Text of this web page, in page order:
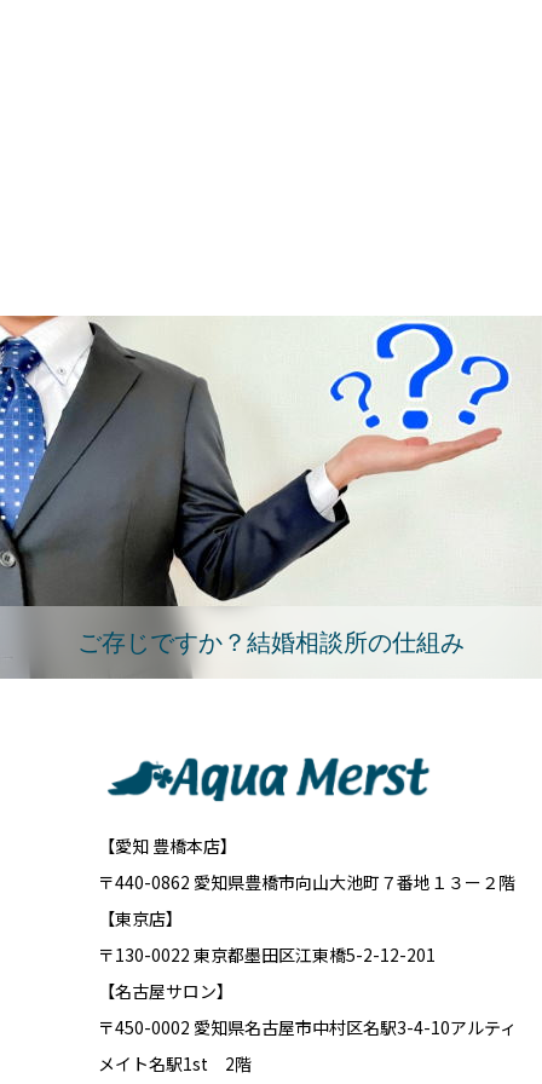
ご存じですか？結婚相談所の仕組み
【愛知 豊橋本店】
〒440-0862 愛知県豊橋市向山大池町７番地１３ー２階
【東京店】
〒130-0022 東京都墨田区江東橋5-2-12-201
【名古屋サロン】
〒450-0002 愛知県名古屋市中村区名駅3-4-10アルティ
メイト名駅1st 2階